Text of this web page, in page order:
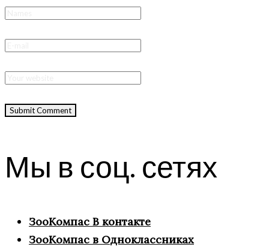
Мы в соц. сетях
ЗооКомпас В контакте
ЗооКомпас в Одноклассниках